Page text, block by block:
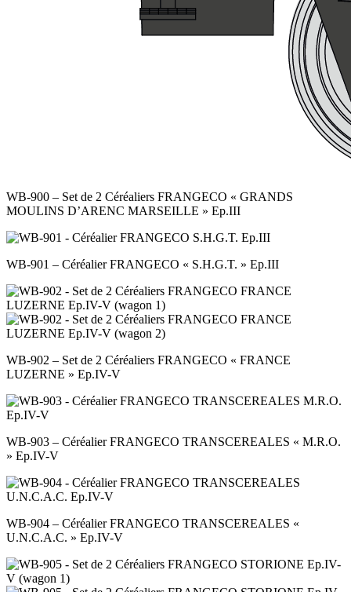
WB-900 – Set de 2 Céréaliers FRANGECO « GRANDS
MOULINS D’ARENC MARSEILLE » Ep.III
WB-901 – Céréalier FRANGECO « S.H.G.T. » Ep.III
WB-902 – Set de 2 Céréaliers FRANGECO « FRANCE
LUZERNE » Ep.IV-V
WB-903 – Céréalier FRANGECO TRANSCEREALES « M.R.O.
» Ep.IV-V
WB-904 – Céréalier FRANGECO TRANSCEREALES «
U.N.C.A.C. » Ep.IV-V